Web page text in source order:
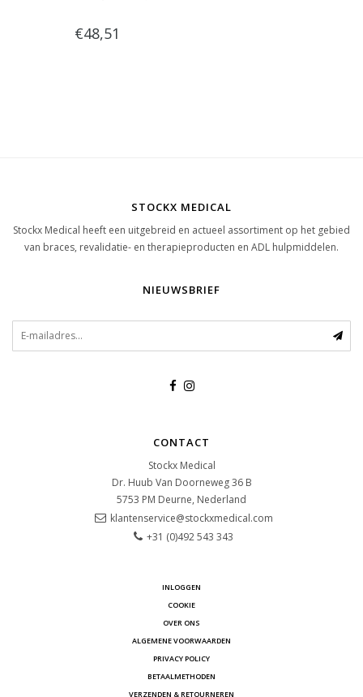
€48,51
STOCKX MEDICAL
Stockx Medical heeft een uitgebreid en actueel assortiment op het gebied
van braces, revalidatie- en therapieproducten en ADL hulpmiddelen.
NIEUWSBRIEF
CONTACT
Stockx Medical
Dr. Huub Van Doorneweg 36 B
5753 PM Deurne, Nederland
klantenservice@stockxmedical.com
+31 (0)492 543 343
INLOGGEN
COOKIE
OVER ONS
ALGEMENE VOORWAARDEN
PRIVACY POLICY
BETAALMETHODEN
VERZENDEN & RETOURNEREN